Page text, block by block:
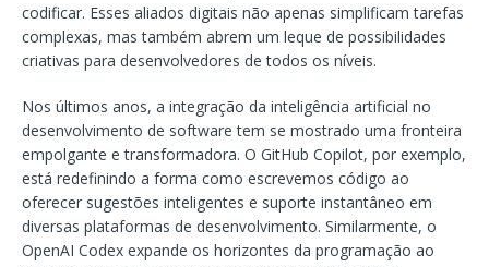
codificar. Esses aliados digitais não apenas simplificam tarefas
complexas, mas também abrem um leque de possibilidades
criativas para desenvolvedores de todos os níveis.
Nos últimos anos, a integração da inteligência artificial no
desenvolvimento de software tem se mostrado uma fronteira
empolgante e transformadora. O GitHub Copilot, por exemplo,
está redefinindo a forma como escrevemos código ao
oferecer sugestões inteligentes e suporte instantâneo em
diversas plataformas de desenvolvimento. Similarmente, o
OpenAI Codex expande os horizontes da programação ao